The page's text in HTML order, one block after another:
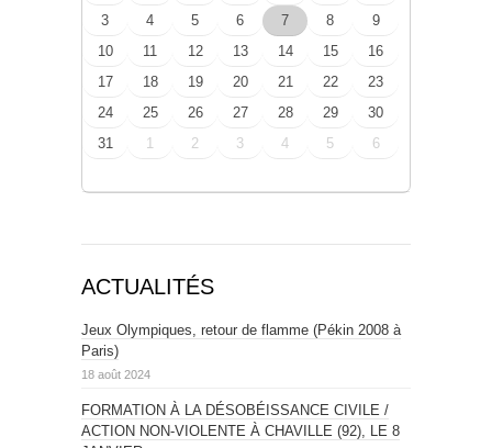
3 4 5 6 7 8
9
10
11 12 13 14 15
16
17
18 19 20 21 22
23
24
25 26 27 28 29
30
31
1 2 3 4 5 6
ACTUALITÉS
Jeux Olympiques, retour de flamme (Pékin 2008 à
Paris)
18 août 2024
FORMATION À LA DÉSOBÉISSANCE CIVILE /
ACTION NON-VIOLENTE À CHAVILLE (92), LE 8